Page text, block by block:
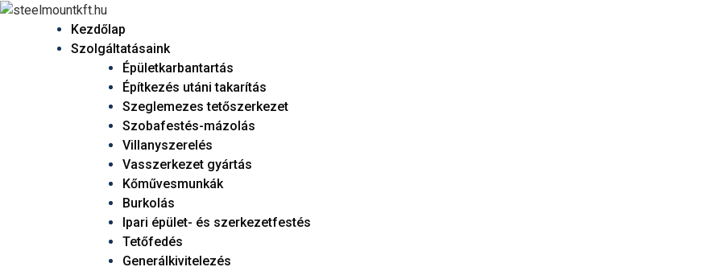
Kezdőlap
Szolgáltatásaink
Épületkarbantartás
Építkezés utáni takarítás
Szeglemezes tetőszerkezet
Szobafestés-mázolás
Villanyszerelés
Vasszerkezet gyártás
Kőművesmunkák
Burkolás
Ipari épület- és szerkezetfestés
Tetőfedés
Generálkivitelezés